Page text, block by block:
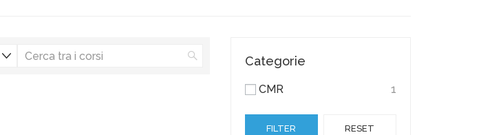
Categorie
CMR 1
FILTER RESET